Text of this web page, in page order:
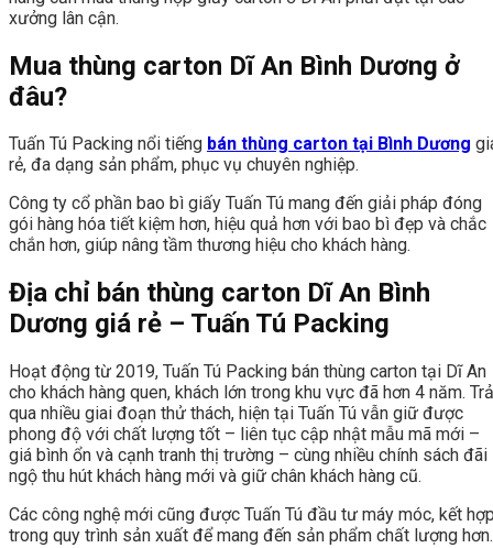
xưởng lân cận.
Mua thùng carton Dĩ An Bình Dương ở
đâu?
Tuấn Tú Packing nổi tiếng bán thùng carton tại Bình Dương
rẻ, đa dạng sản phẩm, phục vụ chuyên nghiệp.
Công ty cổ phần bao bì giấy Tuấn Tú mang đến giải pháp đóng
gói hàng hóa tiết kiệm hơn, hiệu quả hơn với bao bì đẹp và chắc
chắn hơn, giúp nâng tầm thương hiệu cho khách hàng.
Địa chỉ bán thùng carton Dĩ An Bình
Dương giá rẻ – Tuấn Tú Packing
Hoạt động từ 2019, Tuấn Tú Packing bán thùng carton tại Dĩ An
cho khách hàng quen, khách lớn trong khu vực đã hơn 4 năm.
qua nhiều giai đoạn thử thách, hiện tại Tuấn Tú vẫn giữ được
phong độ với chất lượng tốt – liên tục cập nhật mẫu mã mới –
giá bình ổn và cạnh tranh thị trường – cùng nhiều chính sách đãi
ngộ thu hút khách hàng mới và giữ chân khách hàng cũ.
Các công nghệ mới cũng được Tuấn Tú đầu tư máy móc, kết
trong quy trình sản xuất để mang đến sản phẩm chất lượng hơn.